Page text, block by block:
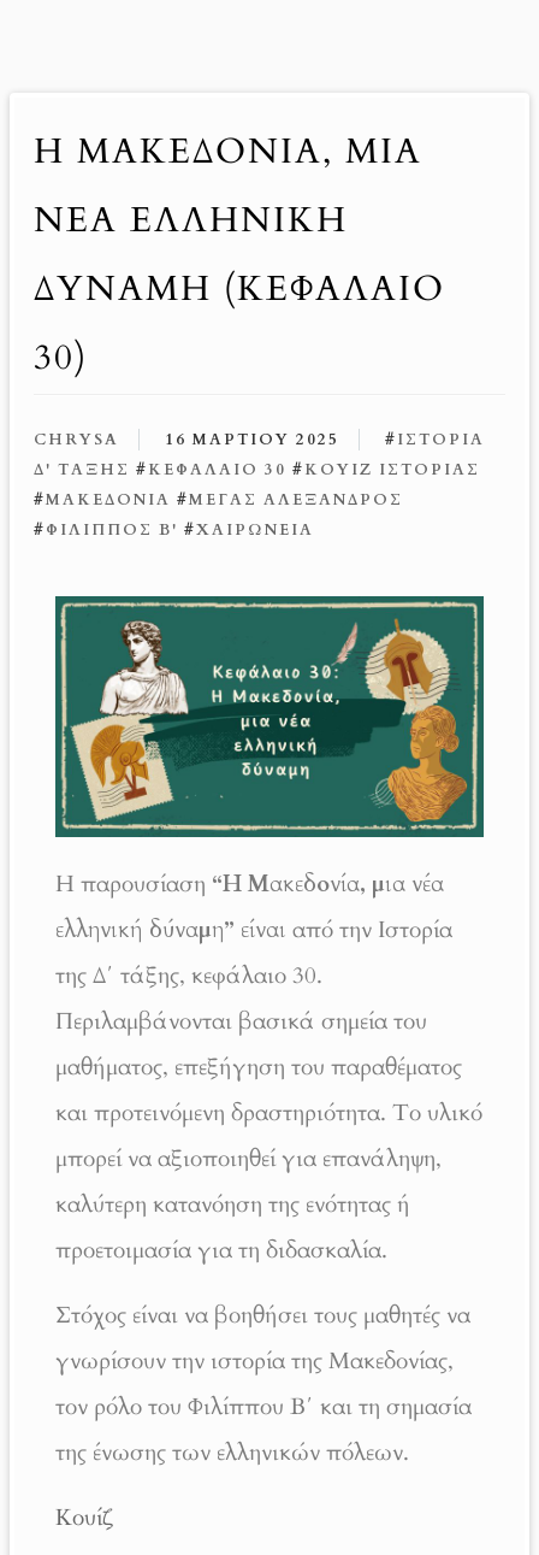
Η ΜΑΚΕΔΟΝΊΑ, ΜΙΑ
ΝΈΑ ΕΛΛΗΝΙΚΉ
ΔΎΝΑΜΗ (ΚΕΦΆΛΑΙΟ
30)
CHRYSA 16 ΜΑΡΤΊΟΥ 2025 #ΙΣΤΟΡΊΑ
Δ' ΤΆΞΗΣ #ΚΕΦΆΛΑΙΟ 30 #ΚΟΥΊΖ ΙΣΤΟΡΊΑΣ
#ΜΑΚΕΔΟΝΊΑ #ΜΈΓΑΣ ΑΛΈΞΑΝΔΡΟΣ
#ΦΊΛΙΠΠΟΣ Β' #ΧΑΙΡΏΝΕΙΑ
Η παρουσίαση “Η Μακεδονία, μια νέα
ελληνική δύναμη” είναι από την Ιστορία
της Δ΄ τάξης, κεφάλαιο 30.
Περιλαμβάνονται βασικά σημεία του
μαθήματος, επεξήγηση του παραθέματος
και προτεινόμενη δραστηριότητα. Το υλικό
μπορεί να αξιοποιηθεί για επανάληψη,
καλύτερη κατανόηση της ενότητας ή
προετοιμασία για τη διδασκαλία.
Στόχος είναι να βοηθήσει τους μαθητές να
γνωρίσουν την ιστορία της Μακεδονίας,
τον ρόλο του Φιλίππου Β΄ και τη σημασία
της ένωσης των ελληνικών πόλεων.
Κουίζ